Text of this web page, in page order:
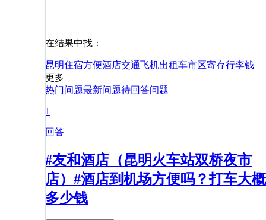
在结果中找：
昆明住宿方便酒店交通飞机出租车市区寄存行李钱
更多
热门问题最新问题待回答问题
1
回答
#友和酒店（昆明火车站双桥夜市
店）#酒店到机场方便吗？打车大概
多少钱